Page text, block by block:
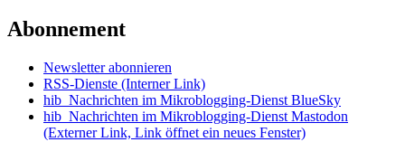
Abonnement
Newsletter abonnieren
RSS-Dienste (Interner Link)
hib_Nachrichten im Mikroblogging-Dienst BlueSky
hib_Nachrichten im Mikroblogging-Dienst Mastodon
(Externer Link, Link öffnet ein neues Fenster)